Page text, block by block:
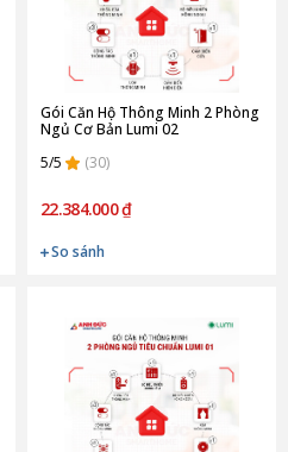
Gói Căn Hộ Thông Minh 2 Phòng
Ngủ Cơ Bản Lumi 02
5/5
(30)
22.384.000 ₫
So sánh